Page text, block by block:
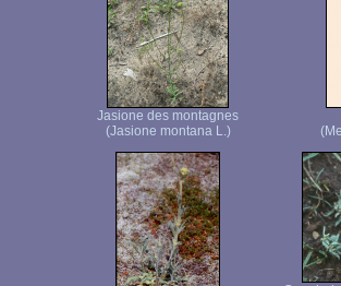
Jasione des montagnes
(Jasione montana L.)